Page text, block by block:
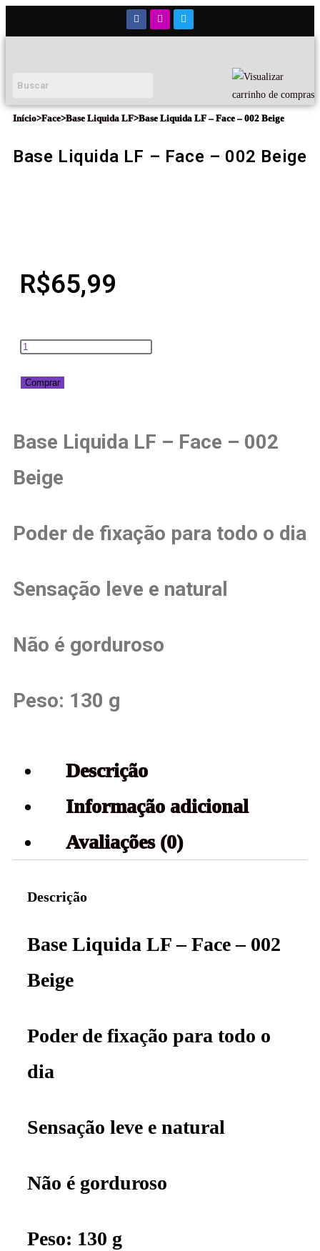
Início>Face>Base Liquida LF>Base Liquida LF – Face – 002 Beige
Base Liquida LF – Face – 002 Beige
R$65,99
Comprar
Base Liquida LF – Face – 002
Beige
Poder de fixação para todo o dia
Sensação leve e natural
Não é gorduroso
Peso: 130 g
Descrição
Informação adicional
Avaliações (0)
Descrição
Base Liquida LF – Face – 002
Beige
Poder de fixação para todo o
dia
Sensação leve e natural
Não é gorduroso
Peso: 130 g